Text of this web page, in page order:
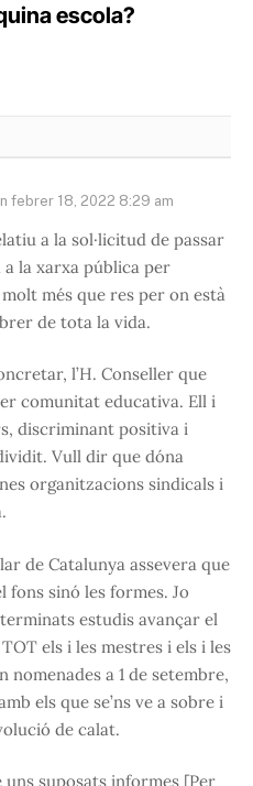
escola?
febrer 18, 2022 8:29 am
a la sol·licitud de passar
a la xarxa pública per
més que res per on està
de tota la vida.
l’H. Conseller que
comunitat educativa. Ell i
discriminant positiva i
Vull dir que dóna
organitzacions sindicals i
de Catalunya assevera que
fons sinó les formes. Jo
estudis avançar el
els i les mestres i els i les
nomenades a 1 de setembre,
els que se’ns ve a sobre i
de calat.
suposats informes [Per